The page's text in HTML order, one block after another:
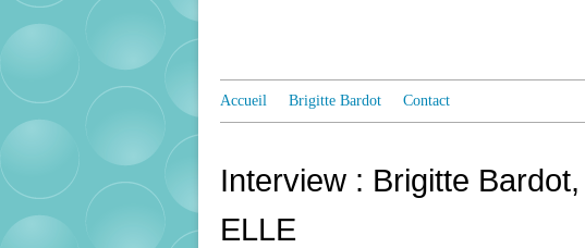
Accueil Brigitte Bardot Contact
Interview : Brigitte
ELLE